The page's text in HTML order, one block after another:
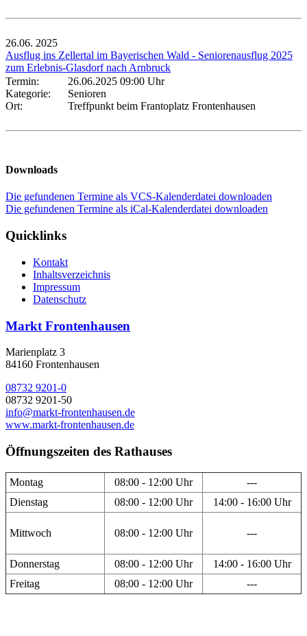
26.06. 2025
Ausflug ins Zellertal im Bayerischen Wald - Seniorenausflug 2025
zum Erlebnis-Glasdorf nach Arnbruck
Termin:
26.06.2025 09:00 Uhr
Kategorie:
Senioren
Ort:
Treffpunkt beim Frantoplatz Frontenhausen
Downloads
Die gefundenen Termine als VCS-Kalenderdatei downloaden
Die gefundenen Termine als iCal-Kalenderdatei downloaden
Quicklinks
Kontakt
Inhaltsverzeichnis
Impressum
Datenschutz
Markt Frontenhausen
Marienplatz 3
84160 Frontenhausen
08732 9201-0
08732 9201-50
info@markt-frontenhausen.de
www.markt-frontenhausen.de
Öffnungszeiten des Rathauses
Montag 08:00 - 12:00 Uhr
---
Dienstag
08:00 - 12:00 Uhr 14:00 - 16:00 Uhr
Mittwoch 08:00 - 12:00 Uhr ---
Donnerstag 08:00 - 12:00 Uhr
14:00 - 16:00 Uhr
Freitag
08:00 - 12:00 Uhr ---